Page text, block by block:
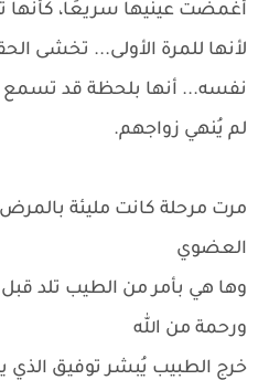
أغمضت عينيها سريعًا، كأنها
لأنها للمرة الأولى... تخشى
نفسه... أنها بلحظة قد تسمع
لم يُنهي زواجهم.
مرت مرحلة كانت مليئة
العضوي
وها هي بأمر من الطيب تلد قبل
ورحمة من الله
خرج الطبيب يُبشر توفيق